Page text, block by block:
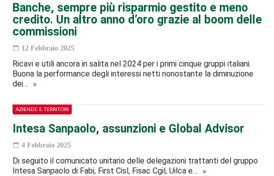
Banche, sempre più risparmio gestito e meno
credito. Un altro anno d’oro grazie al boom delle
commissioni
12 Febbraio 2025
Ricavi e utili ancora in salita nel 2024 per i primi cinque gruppi italiani.
Buona la performance degli interessi netti nonostante la diminuzione
dei…
AZIENDE E TERRITORI
Intesa Sanpaolo, assunzioni e Global Advisor
4 Febbraio 2025
Di seguito il comunicato unitario delle delegazioni trattanti del gruppo
Intesa Sanpaolo di Fabi, First Cisl, Fisac Cgil, Uilca e…